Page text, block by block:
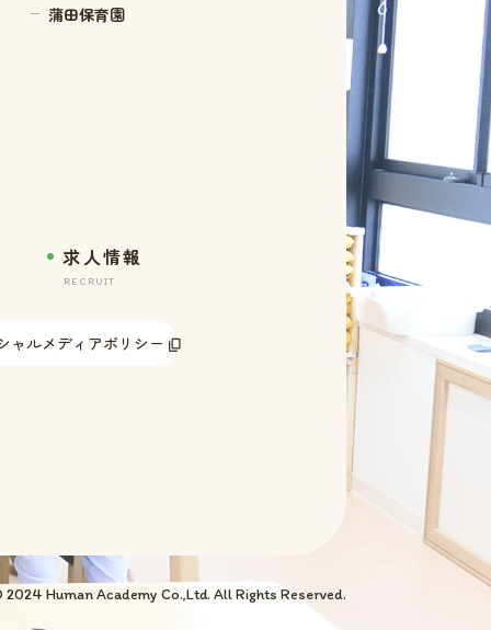
蒲田保育園
求人情報
RECRUIT
ャルメディアポリシー
Human Academy Co.,Ltd. All Rights Reserved.